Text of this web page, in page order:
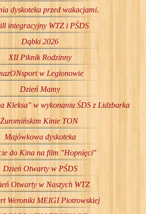
dyskoteka przed wakacjami.
integracyjny WTZ i PŚDS
Dąbki 2026
XII Piknik Rodzinny
w Legionowie
Dzień Mamy
Kleksa" w wykonaniu ŚDS z Lidzbarka
Kinie TON
Majówkowa dyskoteka
do Kina na film "Hopnięci"
Dzień Otwarty w PŚDS
Otwarty w Naszych WTZ
Weroniki MEIGI Piotrowskiej